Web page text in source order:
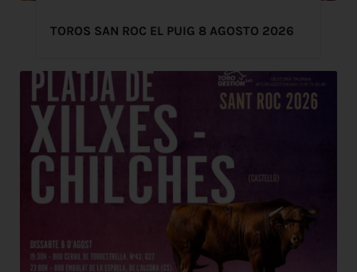
TOROS SAN ROC EL PUIG 8 AGOSTO 2026